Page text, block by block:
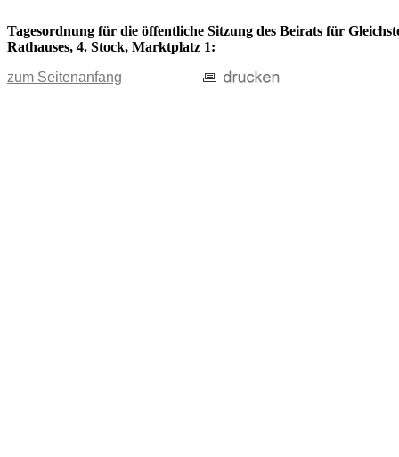
Tagesordnung für die öffentliche Sitzung des Beirats für
Rathauses, 4. Stock, Marktplatz 1:
zum Seitenanfang